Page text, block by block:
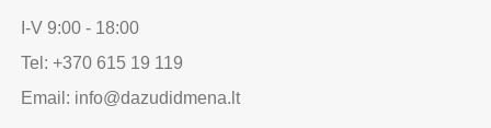
I-V 9:00 - 18:00
Tel: +370 615 19 119
Email: info@dazudidmena.lt